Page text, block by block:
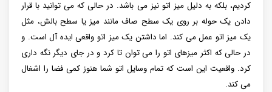
کردیم، بلکه به دلیل میز اتو نیز می باشد. در حالی که می توانید با قرار
دادن یک حوله بر روی یک سطح صاف مانند میز یا سطح بالش، مثل
یک میز اتو عمل می کند. اما داشتن یک میز اتو واقعی ایده آل است. و
در حالی که اکثر میزهای اتو را می توان تا کرد و در جای دیگر نگه داری
کرد. واقعیت این است که تمام وسایل اتو شما هنوز کمی فضا را اشغال
می کند.